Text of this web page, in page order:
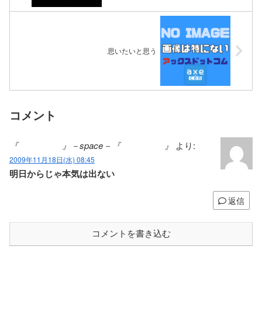
思いたいと思う
コメント
『 』－space－『 』 より:
2009年11月18日(水) 08:45
明日からじゃ本気は出ない
返信
コメントを書き込む